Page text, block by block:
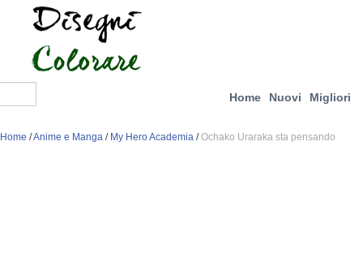
Home Nuovi Migliori
Home /Anime e Manga / My Hero Academia /Ochako Uraraka sta pensando